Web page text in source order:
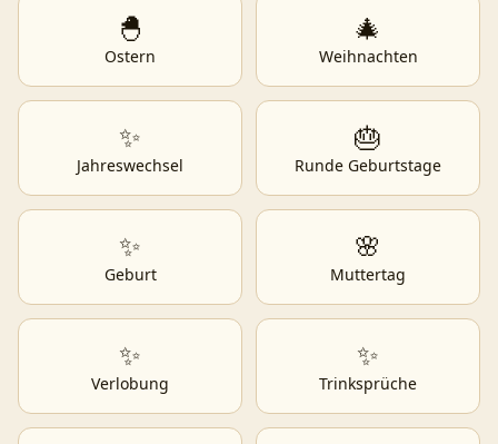
🐣
Ostern
🎄
Weihnachten
✨
Jahreswechsel
🎂
Runde Geburtstage
✨
Geburt
🌸
Muttertag
✨
Verlobung
✨
Trinksprüche